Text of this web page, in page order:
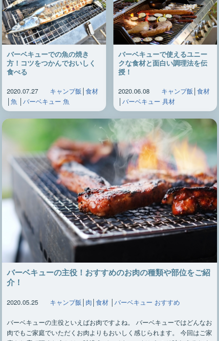
バーベキューでの魚の焼き
方！コツをつかんでおいしく
食べる
2020.07.27 キャンプ飯 食材
魚 バーベキュー 魚
バーベキューで使えるユニー
クな食材と面白い調理法を伝
授！
2020.06.08 キャンプ飯 食材
バーベキュー 具材
バーベキューの主役！おすすめのお肉の種類や部位をご紹
介！
2020.05.25 キャンプ飯 肉 食材│ バーベキュー おすすめ
バーベキューの主役といえばお肉ですよね。 バーベキューではどんなお
肉でもご家庭でいただくお肉よりもおいしく感じられます。 今回はご家